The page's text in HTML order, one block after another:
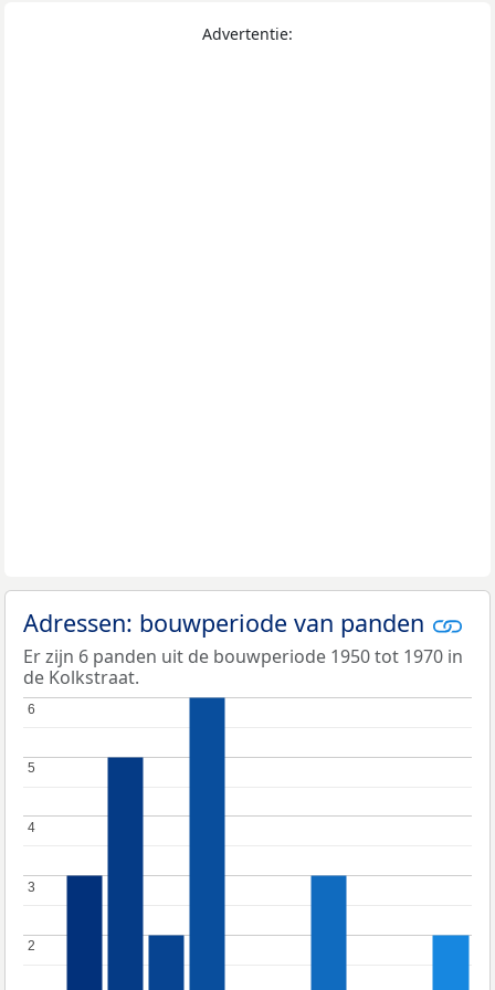
Advertentie:
Adressen: bouwperiode van panden
Er zijn 6 panden uit de bouwperiode 1950 tot 1970 in
de Kolkstraat.
2
2
3
3
4
4
5
5
6
6